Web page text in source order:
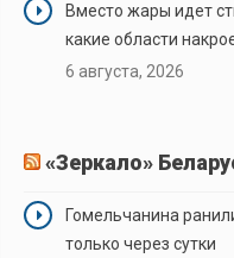
Вместо жары идет
какие области
6 августа, 2026
«Зеркало»
Гомельчанина
только через сутки